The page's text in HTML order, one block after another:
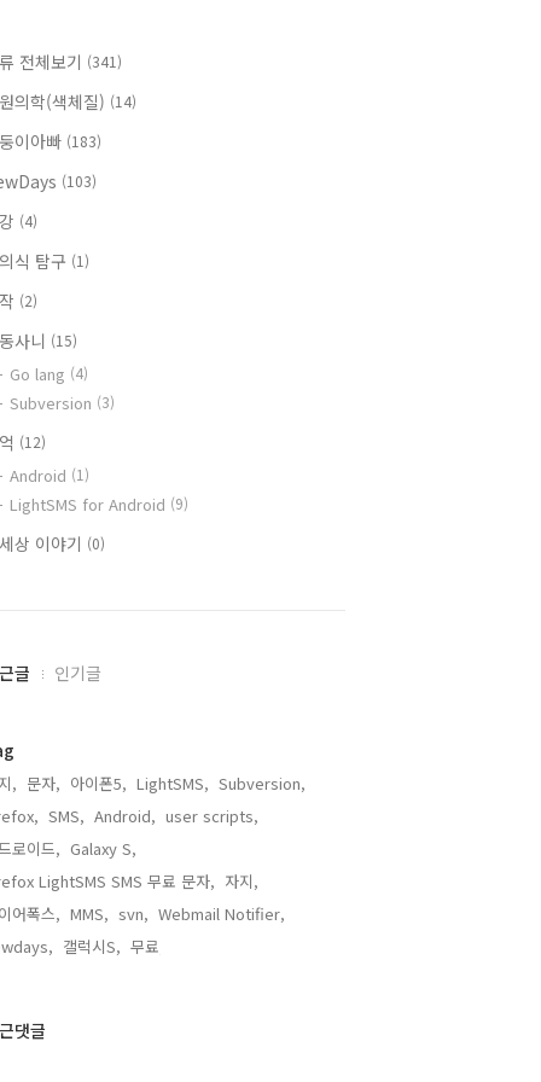
전체보기 (341)
의학(색체질) (14)
이아빠 (183)
(103)
(4)
식 탐구 (1)
(2)
사니 (15)
Go lang (4)
Subversion (3)
(12)
Android (1)
LightSMS for Android (9)
상 이야기 (0)
글 인기글
, 문자, 아이폰5, LightSMS, Subversion,
SMS, Android, user scripts,
로이드, Galaxy S,
LightSMS SMS 무료 문자, 자지,
어폭스, MMS, svn, Webmail Notifier,
갤럭시S, 무료,
댓글